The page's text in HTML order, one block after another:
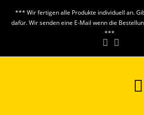
*** Wir fertigen alle Produkte individuell an.
dafür. Wir senden eine E-Mail wenn die
***